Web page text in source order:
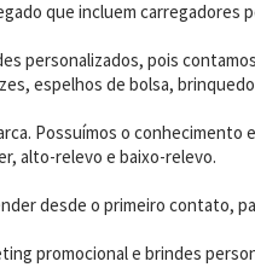
que incluem carregadores
personalizados, pois
espelhos de bolsa,
Possuímos o
alto-relevo e baixo-relevo.
desde o primeiro contato,
promocional e brindes